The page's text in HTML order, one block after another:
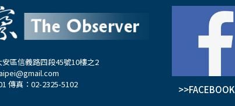
區信義路四段45號10樓之2
傳真：02-2325-5102
>>FACEBOOK